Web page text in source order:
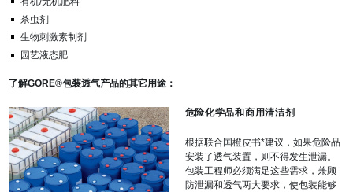
杀虫剂
生物刺激素制剂
园艺液态肥
了解GORE®包装透气产品的其它用途：
危险化学品和商用清洁剂
根据联合国橙皮书*建议，如果危险品
安装了透气装置，则不得发生泄漏。
包装工程师必须满足这些需求，兼顾
防泄漏和透气两大要求，使包装能够